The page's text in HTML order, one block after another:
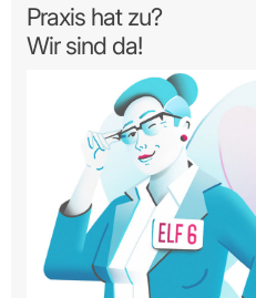
Praxis hat zu?
Wir sind da!